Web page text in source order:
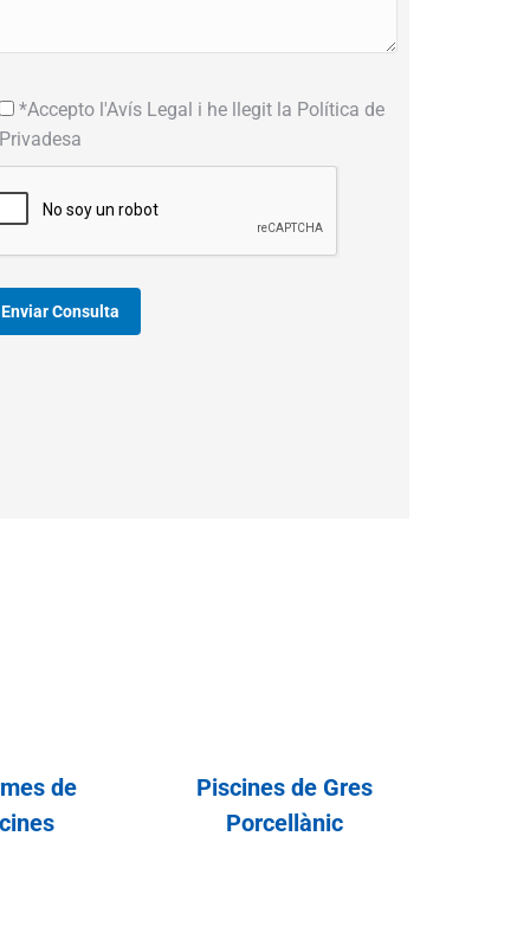
*Accepto l'Avís Legal i he llegit la Política de
Privadesa
de
Piscines de Gres
Porcellànic